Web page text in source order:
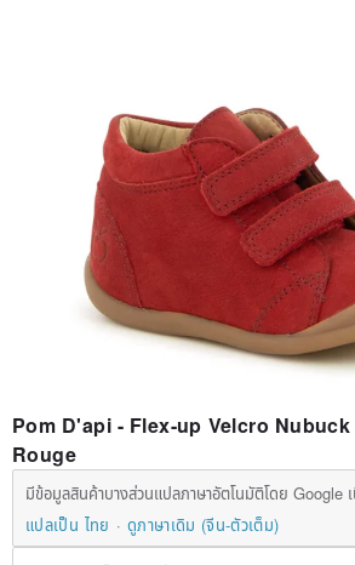
Pom D'api - Flex-up Velcro
Rouge
มีข้อมูลสินค้าบางส่วนแปลภาษาอัตโนมัติโดย Google
แปลเป็น ไทย
ดูภาษาเดิม (จีน-ตัวเต็ม)